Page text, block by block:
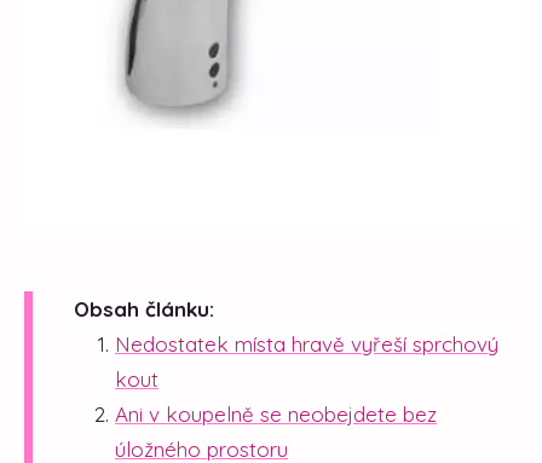
Obsah článku:
Nedostatek místa hravě vyřeší sprchový
kout
Ani v koupelně se neobejdete bez
úložného prostoru